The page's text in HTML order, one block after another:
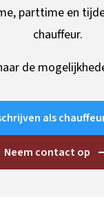
parttime en
chauffeur.
de
als
Neem contact op